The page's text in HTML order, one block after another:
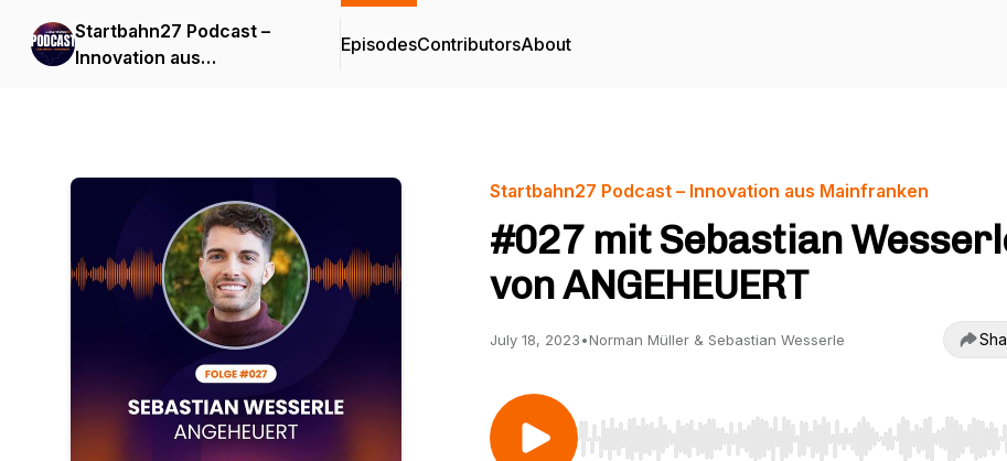
Startbahn27 Podcast –
Innovation aus
EpisodesContributorsAbout
Startbahn27 Podcast – Innovation aus Mainfranken
#027 mit Sebastian
von ANGEHEUERT
July 18, 2023•Norman Müller & Sebastian Wesserle
Use Left/Right to seek, Home/End to jump to start or